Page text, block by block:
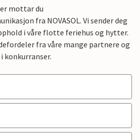
mottar du
fra NOVASOL. Vi sender deg
i våre flotte feriehus og hytter.
fra våre mange partnere og
konkurranser.